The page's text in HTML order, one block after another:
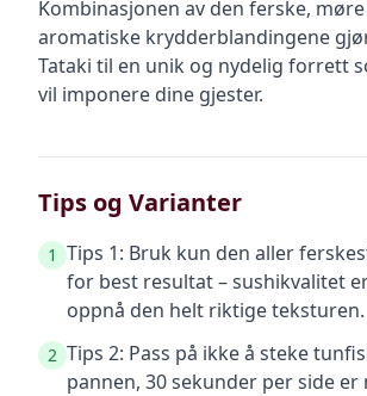
Kombinasjonen av den ferske,
aromatiske krydderblandingene
Tataki til en unik og nydelig forrett
vil imponere dine gjester.
Tips og Varianter
1 Tips 1: Bruk kun den aller
for best resultat – sushikvalitet
oppnå den helt riktige teksturen.
2 Tips 2: Pass på ikke å steke
pannen, 30 sekunder per side er